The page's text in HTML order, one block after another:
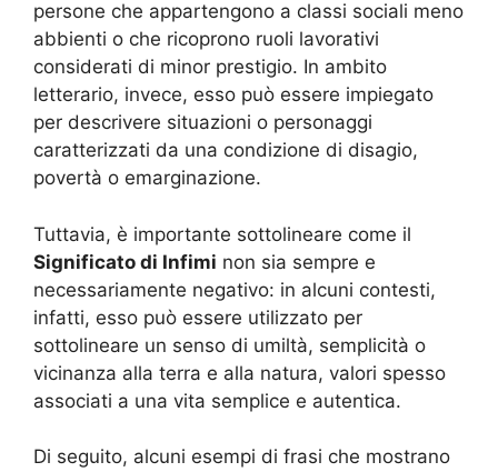
persone che appartengono a classi sociali meno
abbienti o che ricoprono ruoli lavorativi
considerati di minor prestigio. In ambito
letterario, invece, esso può essere impiegato
per descrivere situazioni o personaggi
caratterizzati da una condizione di disagio,
povertà o emarginazione.
Tuttavia, è importante sottolineare come il
Significato di Infimi non sia sempre e
necessariamente negativo: in alcuni contesti,
infatti, esso può essere utilizzato per
sottolineare un senso di umiltà, semplicità o
vicinanza alla terra e alla natura, valori spesso
associati a una vita semplice e autentica.
Di seguito, alcuni esempi di frasi che mostrano